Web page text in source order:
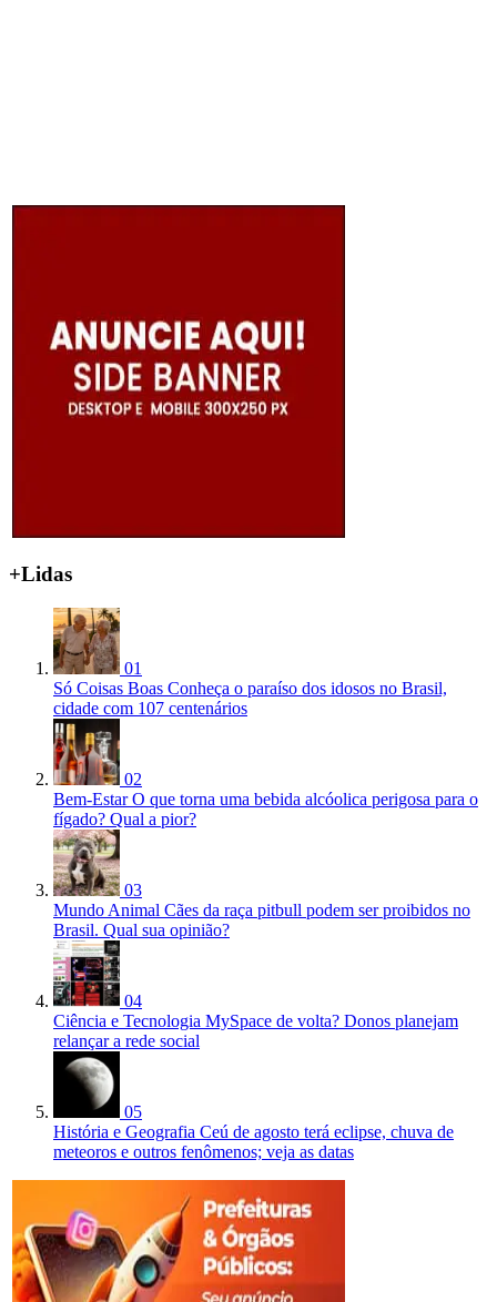
+Lidas
01
Só Coisas Boas Conheça o paraíso dos idosos no Brasil,
cidade com 107 centenários
02
Bem-Estar O que torna uma bebida alcóolica perigosa para o
fígado? Qual a pior?
03
Mundo Animal Cães da raça pitbull podem ser proibidos no
Brasil. Qual sua opinião?
04
Ciência e Tecnologia MySpace de volta? Donos planejam
relançar a rede social
05
História e Geografia Ceú de agosto terá eclipse, chuva de
meteoros e outros fenômenos; veja as datas